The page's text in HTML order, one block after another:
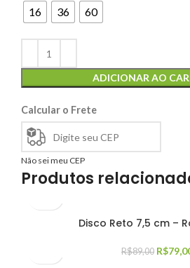
16 36 60
ADICIONAR AO
Calcular o Frete
Não sei meu CEP
Produtos
Disco Reto 7,5 cm –
R$89,00 R$